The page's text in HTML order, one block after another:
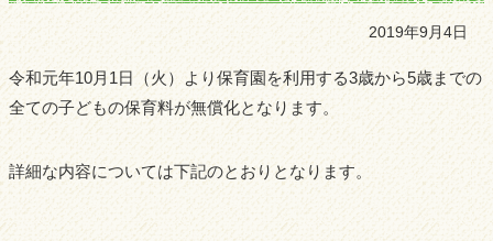
2019年9月4日
令和元年10月1日（火）より保育園を利用する3歳から5歳までの
全ての子どもの保育料が無償化となります。
詳細な内容については下記のとおりとなります。